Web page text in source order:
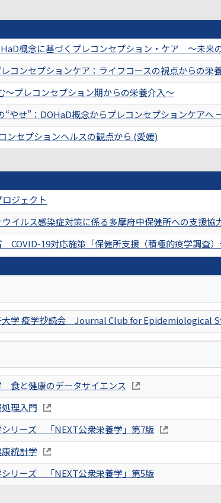
概念に基づくプレコンセプション・ケア 〜未来
コンセプションケア：ライフコースの視点からの栄
～プレコンセプション期からの栄養介入～
やせ”：DOHaD概念からプレコンセプションケアへ
ンセプションヘルスの観点から (愛媛)
ジェクト
イルス感染症対策に係る多摩府中保健所への支援協
COVID-19対応施策「保健所支援（積極的疫学調査
大学 疫学抄読会 Journal Club for Epidemiological
食と健康のデータサイエンス
理入門
シリーズ 「NEXT公衆栄養学」第7版
統計学
シリーズ 「NEXT公衆栄養学」第5版